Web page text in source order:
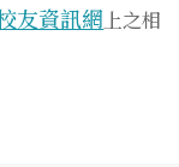
友資訊網 上之相